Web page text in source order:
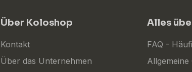
Über Koloshop
Kontakt
Über das Unternehmen
Alles
FAQ -
Allgemeine